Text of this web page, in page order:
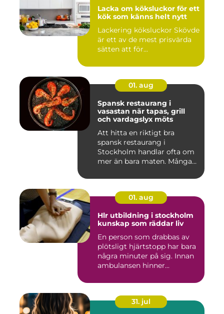
Lacka om köksluckor för ett
kök som känns helt nytt
Lackering köksluckor Skövde
är ett av de mest prisvärda
sätten att för...
01. aug
Spansk restaurang i
vasastan när tapas, grill
och vardagslyx möts
Att hitta en riktigt bra
spansk restaurang i
Stockholm handlar ofta om
mer än bara maten. Många
01. aug
Hlr utbildning i stockholm
kunskap som räddar liv
En person som drabbas av
plötsligt hjärtstopp har bara
några minuter på sig. Innan
ambulansen hinner...
31. jul